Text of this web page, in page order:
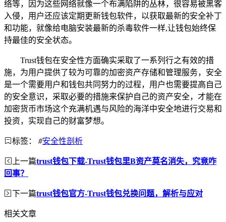
络等，因为这些网络就像一个布满陷阱的丛林，很容易被黑客
入侵，用户还应该定期更新钱包软件，以获取最新的安全补丁
和功能，就像给电脑安装最新的杀毒软件一样,让钱包始终保
持最佳的安全状态。
Trust钱包在安全性方面确实采取了一系列行之有效的措
施，为用户提供了较为可靠的加密资产存储和管理服务，安全
是一个需要用户和钱包共同努力的过程，用户也需要提高自己
的安全意识，采取必要的措施来保护自己的资产安全，才能在
加密货币市场这个充满机遇与风险的海洋中安全地进行交易和
投资，实现自己的财富梦想。
标签： #安全性剖析
上一篇trust钱包下载-Trust钱包里B资产莫名消失，究竟咋
回事？
下一篇trust钱包官方-Trust钱包兑换问题，解析与应对
相关文章